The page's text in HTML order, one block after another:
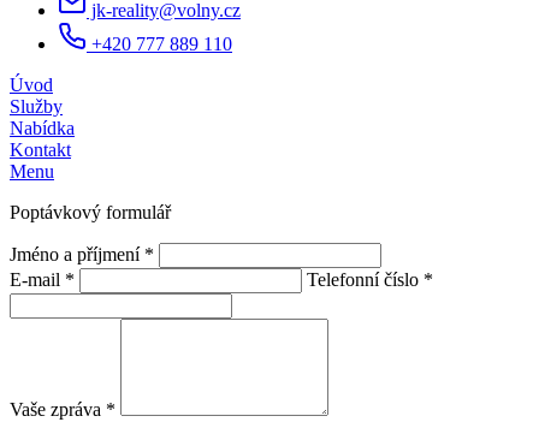
jk-reality@volny.cz
+420 777 889 110
Úvod
Služby
Nabídka
Kontakt
Menu
Poptávkový formulář
Jméno a příjmení *
E-mail *
Telefonní číslo *
Vaše zpráva *